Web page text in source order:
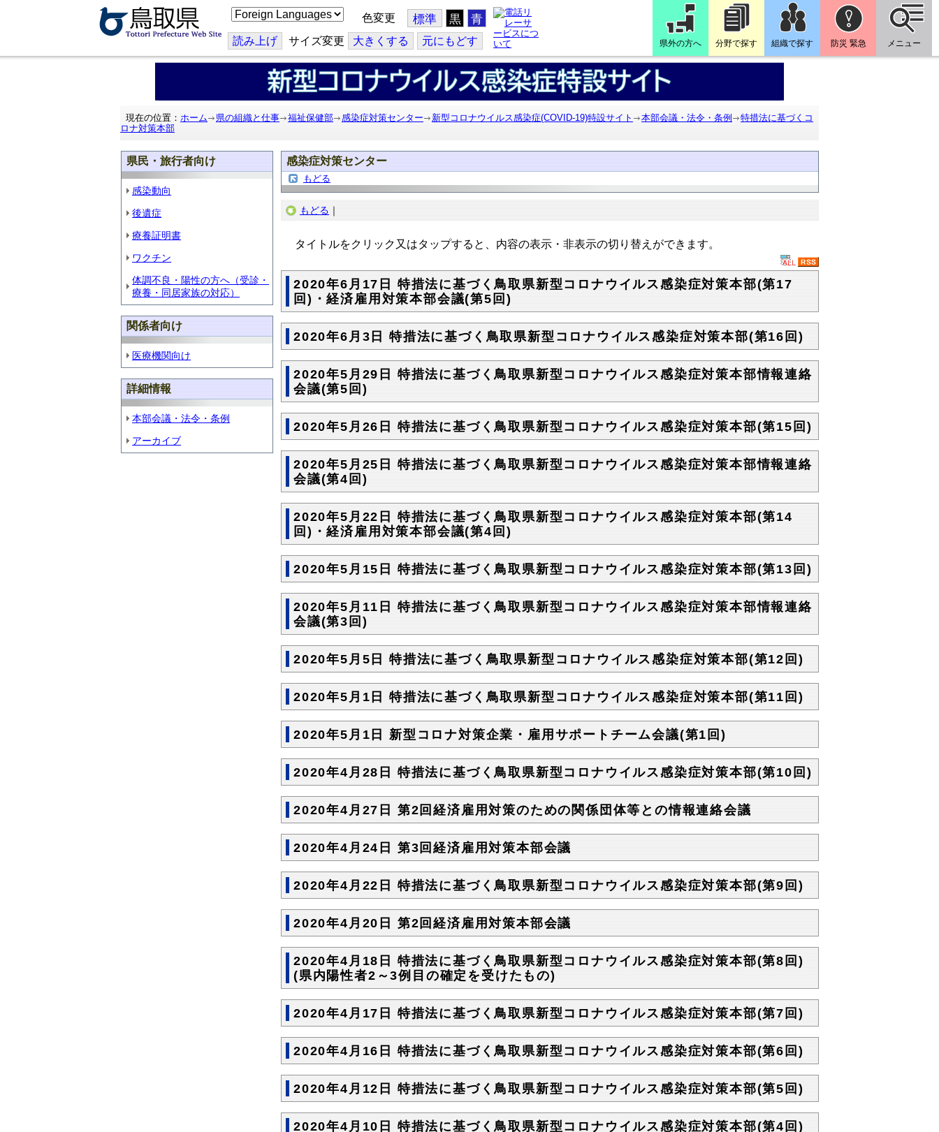
こ
の
ジ
を
る
色変更 標準 黒 青
読み上げ サイズ変更 大きくする 元にもどす 県外の方へ 分野で探す 組織で探す 防災 緊急 メニュー
現在の位置： ホーム 県の組織と仕事 福祉保健部 感染症対策センター 新型コロナウイルス感染症(COVID-19)特設サイト 本部会議・法令・条例
特措法に基づくコ
ロナ対策本部
県民・旅行者向け
感染動向
後遺症
療養証明書
ワクチン
体調不良・陽性の方へ（受診・
療養・同居家族の対応）
関係者向け
医療機関向け
詳細情報
本部会議・法令・条例
アーカイブ
感染症対策センター
もどる
もどる ｜
タイトルをクリック又はタップすると、内容の表示・非表示の切り替えができます。
2020年6月17日 特措法に基づく鳥取県新型コロナウイルス感染症対策本部(第17
回)・経済雇用対策本部会議(第5回)
2020年6月3日 特措法に基づく鳥取県新型コロナウイルス感染症対策本部(第16回)
2020年5月29日 特措法に基づく鳥取県新型コロナウイルス感染症対策本部情報連絡
会議(第5回)
2020年5月26日 特措法に基づく鳥取県新型コロナウイルス感染症対策本部(第15回)
2020年5月25日 特措法に基づく鳥取県新型コロナウイルス感染症対策本部情報連絡
会議(第4回)
2020年5月22日 特措法に基づく鳥取県新型コロナウイルス感染症対策本部(第14
回)・経済雇用対策本部会議(第4回)
2020年5月15日 特措法に基づく鳥取県新型コロナウイルス感染症対策本部(第13回)
2020年5月11日 特措法に基づく鳥取県新型コロナウイルス感染症対策本部情報連絡
会議(第3回)
2020年5月5日 特措法に基づく鳥取県新型コロナウイルス感染症対策本部(第12回)
2020年5月1日 特措法に基づく鳥取県新型コロナウイルス感染症対策本部(第11回)
2020年5月1日 新型コロナ対策企業・雇用サポートチーム会議(第1回)
2020年4月28日 特措法に基づく鳥取県新型コロナウイルス感染症対策本部(第10回)
2020年4月27日 第2回経済雇用対策のための関係団体等との情報連絡会議
2020年4月24日 第3回経済雇用対策本部会議
2020年4月22日 特措法に基づく鳥取県新型コロナウイルス感染症対策本部(第9回)
2020年4月20日 第2回経済雇用対策本部会議
2020年4月18日 特措法に基づく鳥取県新型コロナウイルス感染症対策本部(第8回)
(県内陽性者2～3例目の確定を受けたもの)
2020年4月17日 特措法に基づく鳥取県新型コロナウイルス感染症対策本部(第7回)
2020年4月16日 特措法に基づく鳥取県新型コロナウイルス感染症対策本部(第6回)
2020年4月12日 特措法に基づく鳥取県新型コロナウイルス感染症対策本部(第5回)
2020年4月10日 特措法に基づく鳥取県新型コロナウイルス感染症対策本部(第4回)